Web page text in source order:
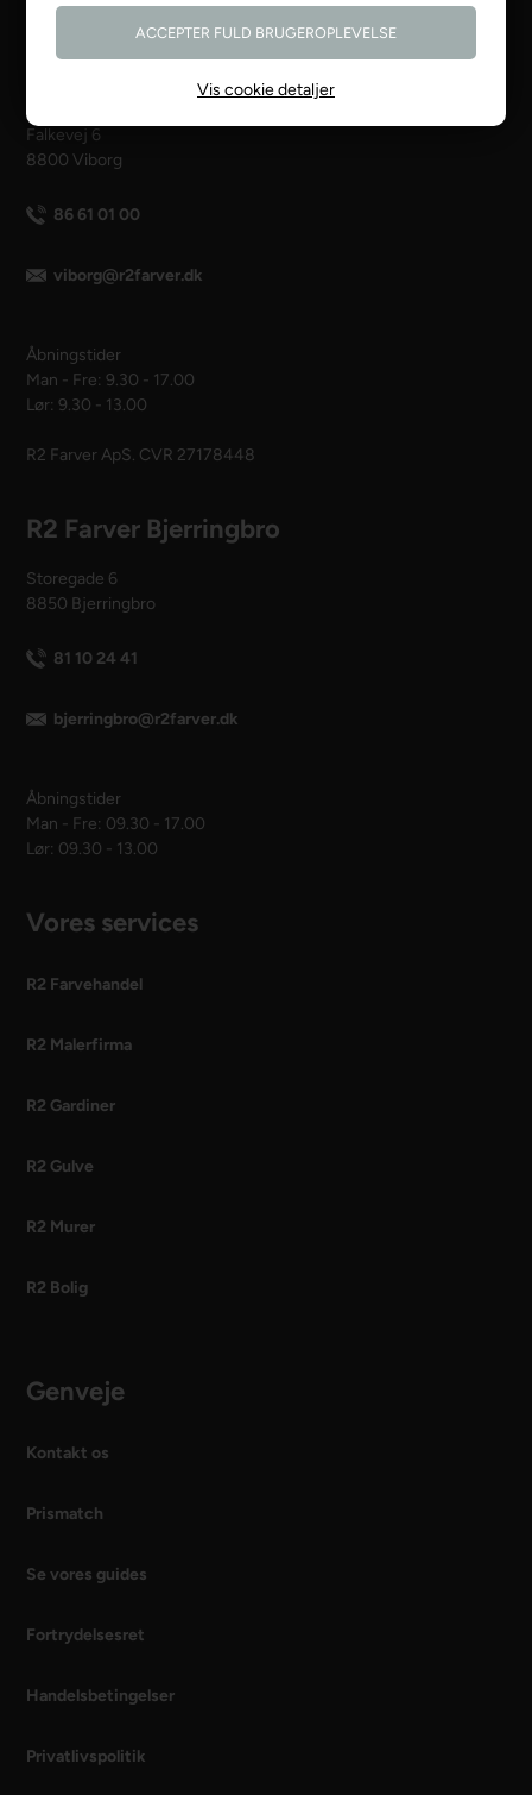
Vis cookie detaljer
Fre: 08.00 - 13.00
R2 Farver Viborg
Falkevej 6
8800 Viborg
86 61 01 00
viborg@r2farver.dk
Åbningstider
Man - Fre: 9.30 - 17.00
Lør: 9.30 - 13.00
R2 Farver ApS. CVR 27178448
R2 Farver Bjerringbro
Storegade 6
8850 Bjerringbro
81 10 24 41
bjerringbro@r2farver.dk
Åbningstider
Man - Fre: 09.30 - 17.00
Lør: 09.30 - 13.00
Vores services
R2 Farvehandel
R2 Malerfirma
R2 Gardiner
R2 Gulve
R2 Murer
R2 Bolig
Genveje
Kontakt os
Prismatch
Se vores guides
Fortrydelsesret
Handelsbetingelser
Privatlivspolitik